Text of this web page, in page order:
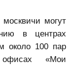
могут
в центрах
около 100 пар
офисах «Мои